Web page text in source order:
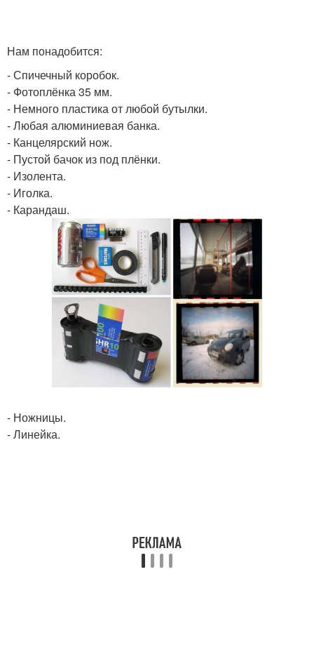
Нам понадобится:
- Спичечный коробок.
- Фотоплёнка 35 мм.
- Немного пластика от любой бутылки.
- Любая алюминиевая банка.
- Канцелярский нож.
- Пустой бачок из под плёнки.
- Изолента.
- Иголка.
- Карандаш.
- Ножницы.
- Линейка.